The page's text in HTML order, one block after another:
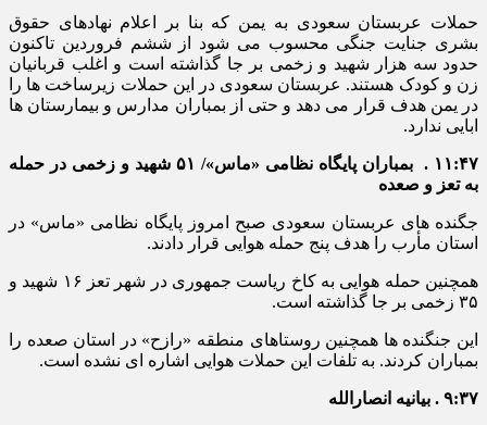
حملات عربستان سعودی به یمن که بنا بر اعلام نهادهای حقوق
بشری جنایت جنگی محسوب می شود از ششم فروردین تاکنون
حدود سه هزار شهید و زخمی بر جا گذاشته است و اغلب قربانیان
زن و کودک هستند. عربستان سعودی در این حملات زیرساخت ها را
در یمن هدف قرار می دهد و حتی از بمباران مدارس و بیمارستان ها
ابایی ندارد.
۱۱:۴۷ . بمباران پایگاه نظامی «ماس»/ ۵۱ شهید و زخمی در حمله
به تعز و صعده
جگنده های عربستان سعودی صبح امروز پایگاه نظامی «ماس» در
استان مأرب را هدف پنج حمله هوایی قرار دادند.
همچنین حمله هوایی به کاخ ریاست جمهوری در شهر تعز ۱۶ شهید و
۳۵ زخمی بر جا گذاشته است.
این جنگنده ها همچنین روستاهای منطقه «رازح» در استان صعده را
بمباران کردند. به تلفات این حملات هوایی اشاره ای نشده است.
۹:۳۷ . بیانیه انصارالله